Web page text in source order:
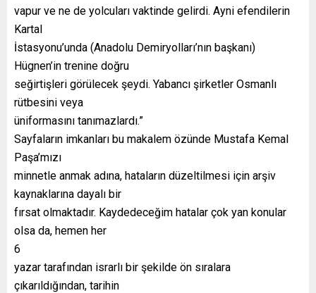
vapur ve ne de yolcuları vaktinde gelirdi. Ayni efendilerin
Kartal
İstasyonu’unda (Anadolu Demiryolları’nın başkanı)
Hügnen’in trenine doğru
seğirtişleri görülecek şeydi. Yabancı şirketler Osmanlı
rütbesini veya
üniformasını tanımazlardı.”
Sayfaların imkanları bu makalem özünde Mustafa Kemal
Paşa’mızı
minnetle anmak adına, hataların düzeltilmesi için arşiv
kaynaklarına dayalı bir
fırsat olmaktadır. Kaydedeceğim hatalar çok yan konular
olsa da, hemen her
6
yazar tarafından israrlı bir şekilde ön sıralara
çıkarıldığından, tarihin